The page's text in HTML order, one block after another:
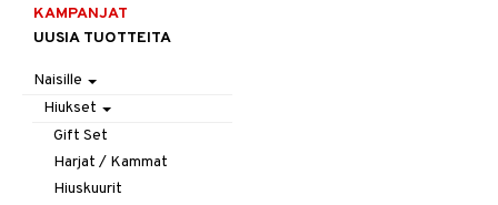
KAMPANJAT
UUSIA TUOTTEITA
Naisille
Hiukset
Gift Set
Harjat / Kammat
Hiuskuurit